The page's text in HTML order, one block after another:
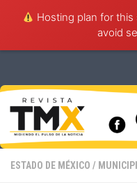
Hosting plan for
avoid
ESTADO DE MÉXICO /